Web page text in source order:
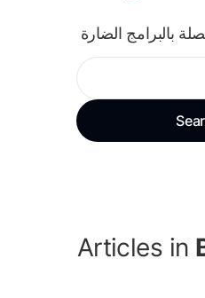
بالبرامج الضارة
Articles in